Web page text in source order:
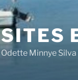
SITES
Odette Minnye